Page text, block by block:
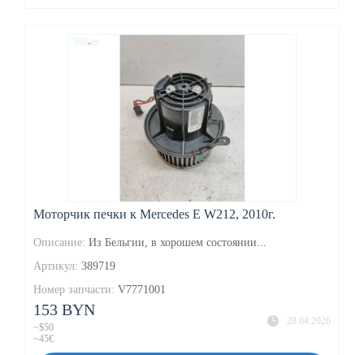
Моторчик печки к Mercedes E W212, 2010г.
Описание: Из Бельгии, в хорошем состоянии...
Артикул: 389719
Номер запчасти: V7771001
28.04.2026
153 BYN
~$50
~45€